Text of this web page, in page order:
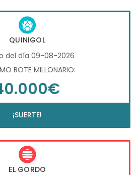
QUINIGOL
del día 09-08-2026
BOTE MILLONARIO:
¡SUERTE!
EL GORDO